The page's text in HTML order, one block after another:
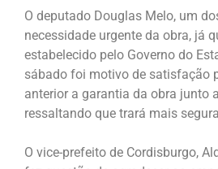
O deputado Douglas Melo, um
necessidade urgente da obra, já
estabelecido pelo Governo do
sábado foi motivo de satisfação
anterior a garantia da obra junto
ressaltando que trará mais
O vice-prefeito de Cordisburgo,